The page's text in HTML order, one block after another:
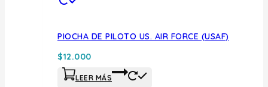
PIOCHA DE PILOTO US. AIR FORCE (USAF)
$12.000
LEER MÁS